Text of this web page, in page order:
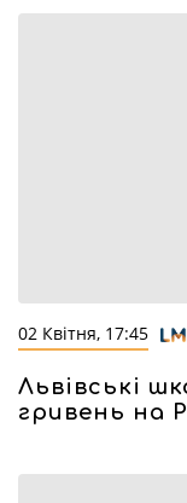
02 Квітня, 17:45
Львівські
гривень на